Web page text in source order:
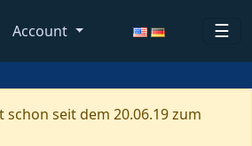
Account
☰
schon seit dem 20.06.19 zum